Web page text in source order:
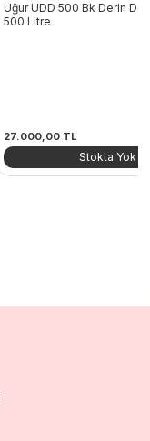
Uğur UDD 500 Bk Derin
500 Litre
27.000,00 TL
Stokta Yok